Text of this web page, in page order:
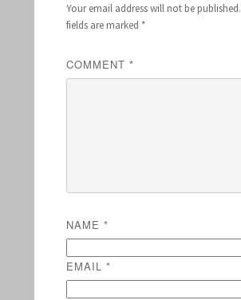
Your email address will not be published.
fields are marked *
COMMENT *
NAME *
EMAIL *